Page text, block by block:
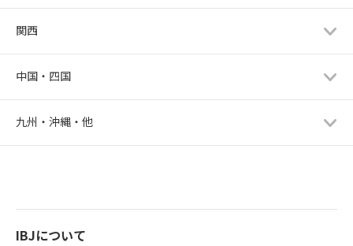
関西
中国・四国
九州・沖縄・他
IBJについて